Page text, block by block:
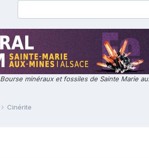
Bourse minéraux et fossiles de Sainte Marie
Cinérite